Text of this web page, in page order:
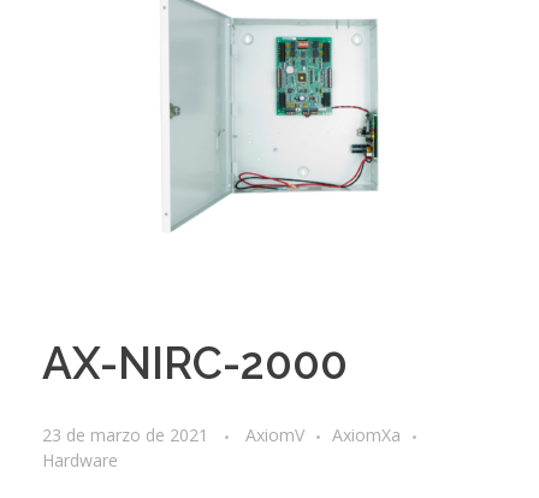
AX-NIRC-2000
23 de marzo de 2021 AxiomV
AxiomXa
Hardware